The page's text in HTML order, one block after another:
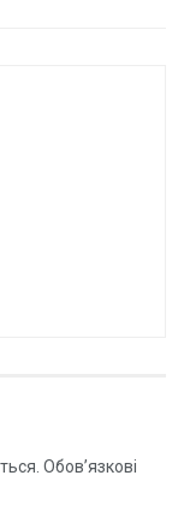
Обов’язкові